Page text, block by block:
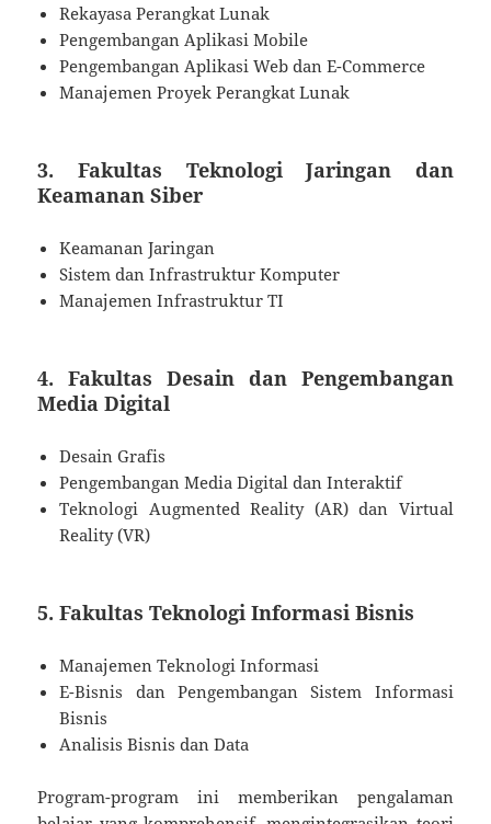
Rekayasa Perangkat Lunak
Pengembangan Aplikasi Mobile
Pengembangan Aplikasi Web dan E-Commerce
Manajemen Proyek Perangkat Lunak
3. Fakultas Teknologi Jaringan dan
Keamanan Siber
Keamanan Jaringan
Sistem dan Infrastruktur Komputer
Manajemen Infrastruktur TI
4. Fakultas Desain dan Pengembangan
Media Digital
Desain Grafis
Pengembangan Media Digital dan Interaktif
Teknologi Augmented Reality (AR) dan Virtual
Reality (VR)
5. Fakultas Teknologi Informasi Bisnis
Manajemen Teknologi Informasi
E-Bisnis dan Pengembangan Sistem Informasi
Bisnis
Analisis Bisnis dan Data
Program-program ini memberikan pengalaman